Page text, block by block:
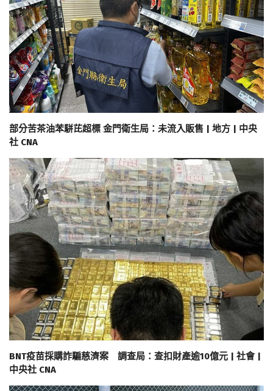
部分苦茶油苯駢芘超標 金門衛生局：未流入販售 | 地方 | 中央
社 CNA
BNT疫苗採購詐騙慈濟案 調查局：查扣財產逾10億元 | 社會 |
中央社 CNA